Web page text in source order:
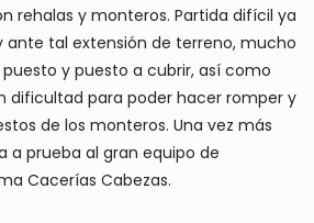
rehalas y monteros. Partida difícil ya
ante tal extensión de terreno, mucho
y puesto a cubrir, así como
dificultad para poder hacer romper y
de los monteros. Una vez más
a prueba al gran equipo de
Cacerías Cabezas.